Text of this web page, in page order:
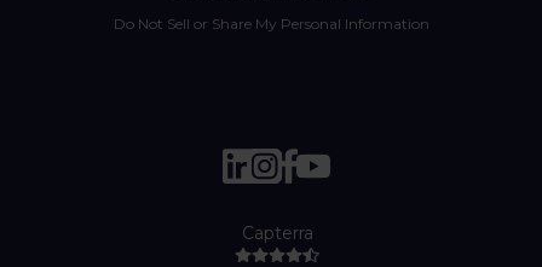
Do Not Sell or Share My Personal Information
Capterra